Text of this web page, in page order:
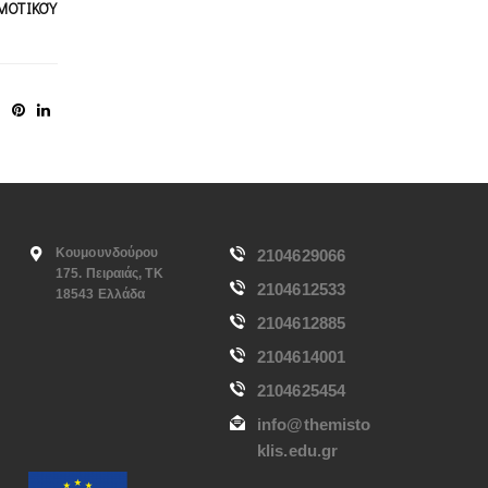
Κουμουνδούρου
175. Πειραιάς, ΤΚ
18543 Ελλάδα
2104629066
2104612533
2104612885
2104614001
2104625454
info@themisto
klis.edu.gr